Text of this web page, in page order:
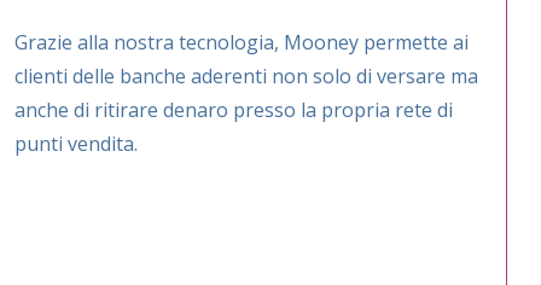
Grazie alla nostra tecnologia, Mooney permette ai
clienti delle banche aderenti non solo di versare ma
anche di ritirare denaro presso la propria rete di
punti vendita.